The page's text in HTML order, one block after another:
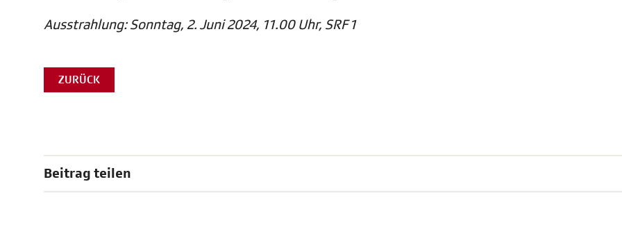
Ausstrahlung: Sonntag, 2. Juni 2024, 11.00 Uhr, SRF 1
ZURÜCK
Beitrag teilen